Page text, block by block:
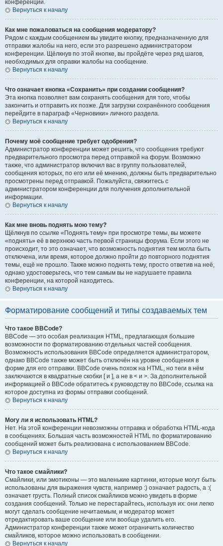
конференции.
Вернуться к началу
Как мне пожаловаться на сообщения модератору?
Рядом с каждым сообщением вы увидите кнопку, предназначенную для
отправки жалобы на него, если это разрешено администратором
конференции. Щёлкнув по этой кнопке, вы пройдёте через ряд шагов,
необходимых для оправки жалобы на сообщение.
Вернуться к началу
Что означает кнопка «Сохранить» при создании сообщения?
Эта кнопка позволяет вам сохранять сообщения для того, чтобы
закончить и отправить их позже. Для загрузки сохранённого сообщения
перейдите в параграф «Черновики» личного раздела.
Вернуться к началу
Почему моё сообщение требует одобрения?
Администратор конференции может решить, что сообщения требуют
предварительного просмотра перед отправкой на форум. Возможно
также, что администратор включил вас в группу пользователей,
сообщения которых, по его или её мнению, должны быть предварительно
просмотрены перед отправкой. Пожалуйста, свяжитесь с
администратором конференции для получения дополнительной
информации.
Вернуться к началу
Как мне вновь поднять мою тему?
Щёлкнув по ссылке «Поднять тему» при просмотре темы, вы можете
«поднять» её в верхнюю часть первой страницы форума. Если этого не
происходит, то это означает, что возможность поднятия тем могла быть
отключена, или время, которое должно пройти до повторного поднятия
темы, ещё не прошло. Также можно поднять тему, просто ответив на неё,
однако удостоверьтесь, что тем самым вы не нарушаете правила
конференции, на которой находитесь.
Вернуться к началу
Форматирование сообщений и типы создаваемых тем
Что такое BBCode?
BBCode — это особая реализация HTML, предлагающая большие
возможности по форматированию отдельных частей сообщения.
Возможность использования BBCode определяется администратором,
однако BBCode также может быть отключён на уровне сообщения в
форме для его отправки. BBCode очень похож на HTML, но теги в нём
заключаются в квадратные скобки [ и ], а не в < и >. За дополнительной
информацией о BBCode обратитесь к руководству по BBCode, ссылка на
которое доступна из формы отправки сообщений.
Вернуться к началу
Могу ли я использовать HTML?
Нет. На этой конференции невозможны отправка и обработка HTML-кода
в сообщениях. Большая часть возможностей HTML по форматированию
сообщений может быть реализована с использованием BBCode.
Вернуться к началу
Что такое смайлики?
Смайлики, или эмотиконы — это маленькие картинки, которые могут быть
использованы для выражения чувств, например :) означает радость, а :(
означает грусть. Полный список смайликов можно увидеть в форме
создания сообщений. Только не перестарайтесь, используя их: они легко
могут сделать сообщение нечитаемым, и модератор может
отредактировать ваше сообщение или вообще удалить его.
Администратор конференции также может ограничить количество
смайликов, которое можно использовать в сообщении.
Вернуться к началу